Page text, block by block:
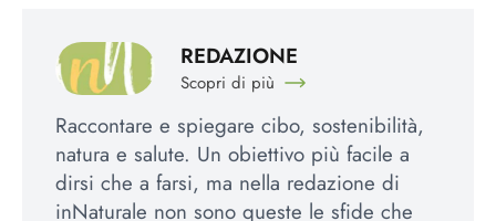
REDAZIONE
Scopri di più
Raccontare e spiegare cibo, sostenibilità,
natura e salute. Un obiettivo più facile a
dirsi che a farsi, ma nella redazione di
inNaturale non sono queste le sfide che